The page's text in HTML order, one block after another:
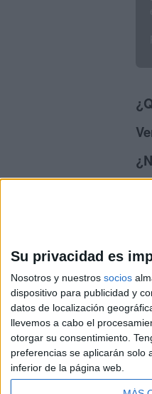
Su privacidad es
Nosotros y nuestros socios
dispositivo para publicidad y
datos de localización
llevemos a cabo el
otorgar su consentimiento.
preferencias se aplicarán solo
inferior de la página web.
>>